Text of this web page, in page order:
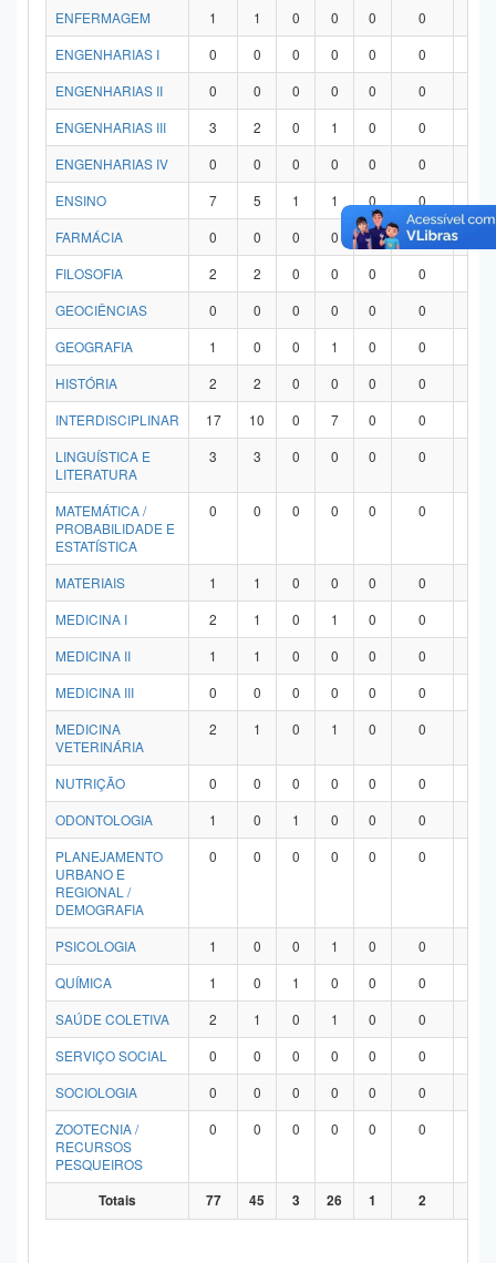
ENFERMAGEM
1 1 0 0 0 0
ENGENHARIAS I
0 0 0 0 0 0
ENGENHARIAS II
0 0 0 0 0 0
ENGENHARIAS III
3 2 0 1 0 0
ENGENHARIAS IV
0 0 0 0 0 0
ENSINO
7 5 1 1 0 0
FARMÁCIA
0 0 0 0 0 0
FILOSOFIA
2 2 0 0 0 0
GEOCIÊNCIAS
0 0 0 0 0 0
GEOGRAFIA
1 0 0 1 0 0
HISTÓRIA
2 2 0 0 0 0
INTERDISCIPLINAR
17 10 0 7 0 0
LINGUÍSTICA E
LITERATURA
3 3 0 0 0 0
MATEMÁTICA /
PROBABILIDADE E
ESTATÍSTICA
0 0 0 0 0 0
MATERIAIS 1 1 0 0 0 0
MEDICINA I
2 1 0 1 0 0
MEDICINA II
1 1 0 0 0 0
MEDICINA III
0 0 0 0 0 0
MEDICINA
VETERINÁRIA
2 1 0 1 0 0
NUTRIÇÃO 0 0 0 0 0 0
ODONTOLOGIA
1 0 1 0 0 0
PLANEJAMENTO
URBANO E
REGIONAL /
DEMOGRAFIA
0 0 0 0 0 0
PSICOLOGIA 1 0 0 1 0 0
QUÍMICA
1 0 1 0 0 0
SAÚDE COLETIVA
2 1 0 1 0 0
SERVIÇO SOCIAL
0 0 0 0 0 0
SOCIOLOGIA
0 0 0 0 0 0
ZOOTECNIA /
RECURSOS
PESQUEIROS
0 0 0 0 0 0
Totais 77 45 3 26 1 2